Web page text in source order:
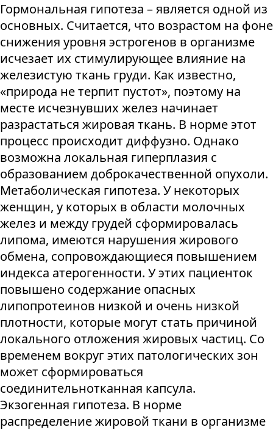
Гормональная гипотеза – является одной из
основных. Считается, что возрастом на фоне
снижения уровня эстрогенов в организме
исчезает их стимулирующее влияние на
железистую ткань груди. Как известно,
«природа не терпит пустот», поэтому на
месте исчезнувших желез начинает
разрастаться жировая ткань. В норме этот
процесс происходит диффузно. Однако
возможна локальная гиперплазия с
образованием доброкачественной опухоли.
Метаболическая гипотеза. У некоторых
женщин, у которых в области молочных
желез и между грудей сформировалась
липома, имеются нарушения жирового
обмена, сопровождающиеся повышением
индекса атерогенности. У этих пациенток
повышено содержание опасных
липопротеинов низкой и очень низкой
плотности, которые могут стать причиной
локального отложения жировых частиц. Со
временем вокруг этих патологических зон
может сформироваться
соединительнотканная капсула.
Экзогенная гипотеза. В норме
распределение жировой ткани в организме